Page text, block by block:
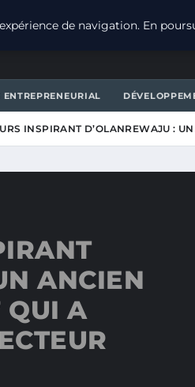
ENTREPRENEURIAL
INSPIRANT D’OLANREWAJU :
ANCIEN
QUI A
de navigation. En